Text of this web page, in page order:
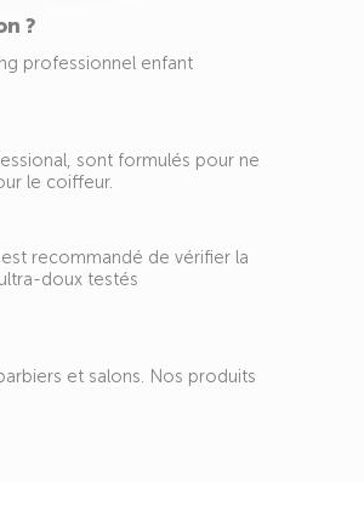
?
professionnel enfant
sont formulés pour ne
le coiffeur.
recommandé de vérifier la
doux testés
et salons. Nos produits